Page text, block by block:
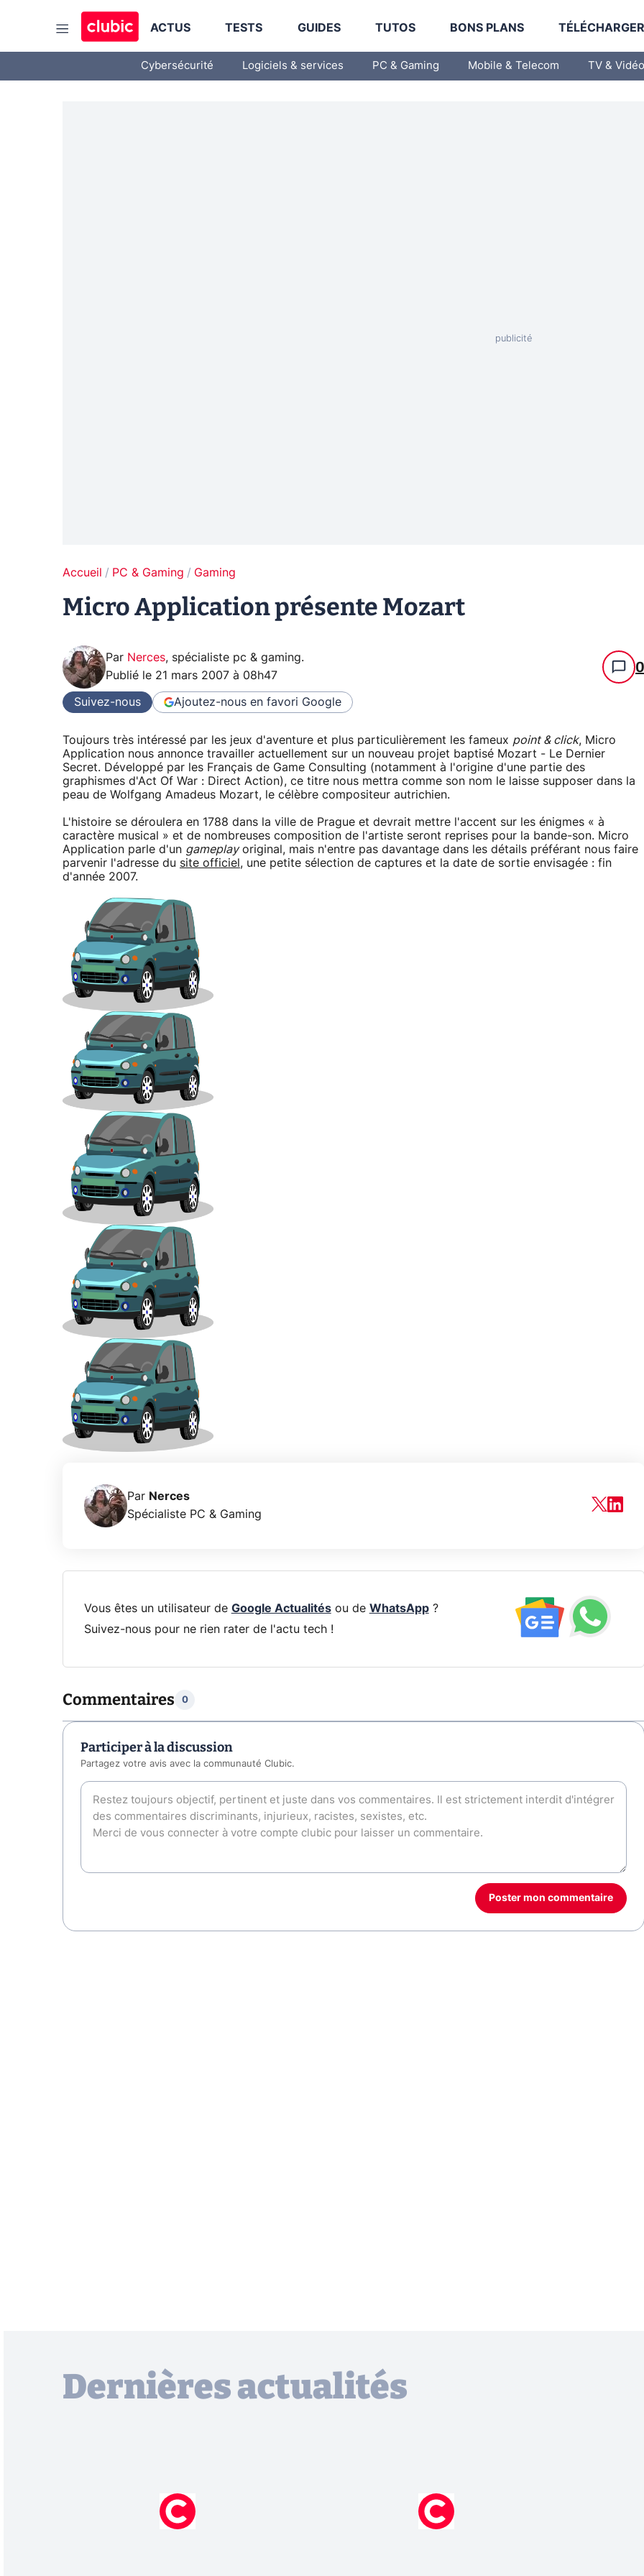
ACTUS TESTS GUIDES TUTOS BONS PLANS
Cybersécurité Logiciels & services PC & Gaming Mobile & Telecom TV & Vidéo
Accueil PC & Gaming Gaming
Micro Application présente Mozart
Par Nerces, spécialiste pc & gaming.
Publié le 21 mars 2007 à 08h47 0
Suivez-nous Ajoutez-nous en favori Google
Toujours très intéressé par les jeux d'aventure et plus particulièrement les fameux point & click, Micro
Application nous annonce travailler actuellement sur un nouveau projet baptisé Mozart - Le Dernier
Secret. Développé par les Français de Game Consulting (notamment à l'origine d'une partie des
graphismes d'Act Of War : Direct Action), ce titre nous mettra comme son nom le laisse supposer dans la
peau de Wolfgang Amadeus Mozart, le célèbre compositeur autrichien.
L'histoire se déroulera en 1788 dans la ville de Prague et devrait mettre l'accent sur les énigmes « à
caractère musical » et de nombreuses composition de l'artiste seront reprises pour la bande-son. Micro
Application parle d'un gameplayoriginal, mais n'entre pas davantage dans les détails préférant nous faire
parvenir l'adresse du site officiel , une petite sélection de captures et la date de sortie envisagée : fin
d'année 2007.
Par Nerces
Spécialiste PC & Gaming
Vous êtes un utilisateur de Google Actualitésou de WhatsApp?
Suivez-nous pour ne rien rater de l'actu tech !
Commentaires 0
Participer à la discussion
Partagez votre avis avec la communauté Clubic.
Poster mon commentaire
Dernières actualités